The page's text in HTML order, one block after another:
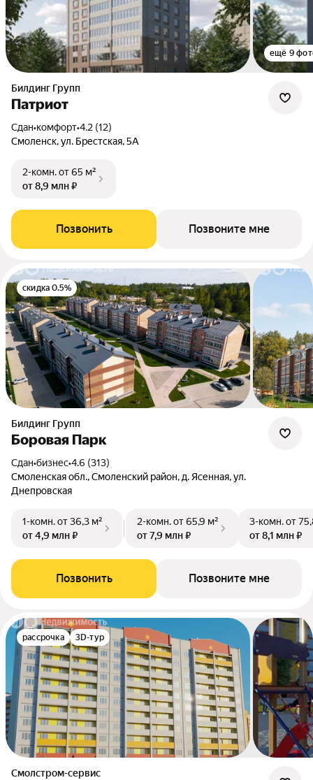
ещё 9
Билдинг Групп
Патриот
Сдан•комфорт•4.2 (12)
Смоленск, ул. Брестская, 5А
2-комн.от 65 м²
от 8,9 млн ₽
Позвонить Позвоните мне
скидка 0.5%
Билдинг Групп
Боровая Парк
Сдан•бизнес•4.6 (313)
Смоленская обл., Смоленский район, д. Ясенная, ул.
Днепровская
1-комн.от 36,3 м²
от 4,9 млн ₽
2-комн.от 65,9 м²
от 7,9 млн ₽
3-комн.от
от 8,1 млн ₽
Позвонить Позвоните мне
рассрочка 3D-тур
Смолстром-сервис